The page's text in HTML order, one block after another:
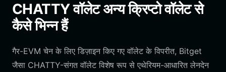
CHATTY वॉलेट अन्य क्रिप्टो वॉलेट से
कैसे भिन्न हैं
गैर-EVM चेन के लिए डिज़ाइन किए गए वॉलेट के विपरीत, Bitget
जैसा CHATTY-संगत वॉलेट विशेष रूप से एथेरियम-आधारित लेनदेन